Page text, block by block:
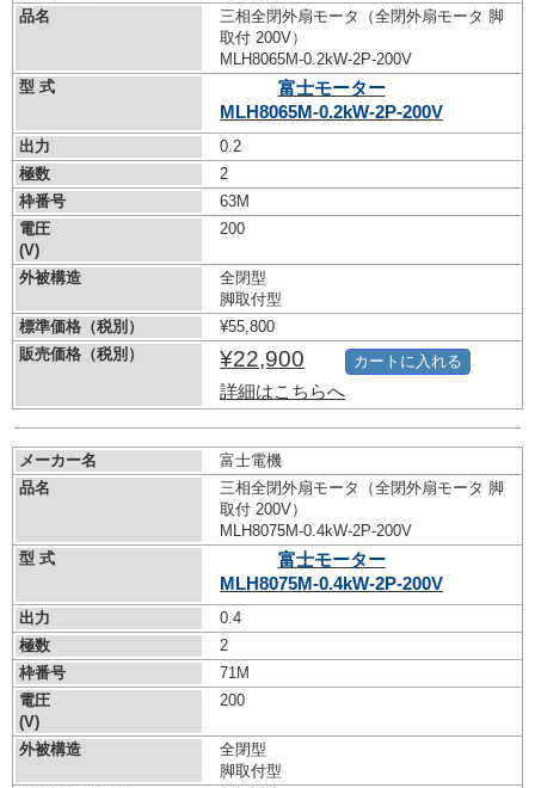
品名
三相全閉外扇モータ（全閉外扇モータ 脚
取付 200V）
MLH8065M-0.2kW-2P-200V
型 式
富士モーター
MLH8065M-0.2kW-2P-200V
出力
0.2
極数
2
枠番号
63M
電圧
(V)
200
外被構造
全閉型
脚取付型
標準価格（税別）
¥55,800
販売価格（税別）
¥22,900
詳細はこちらへ
カートに入れる
メーカー名
富士電機
品名
三相全閉外扇モータ（全閉外扇モータ 脚
取付 200V）
MLH8075M-0.4kW-2P-200V
型 式
富士モーター
MLH8075M-0.4kW-2P-200V
出力
0.4
極数
2
枠番号
71M
電圧
(V)
200
外被構造
全閉型
脚取付型